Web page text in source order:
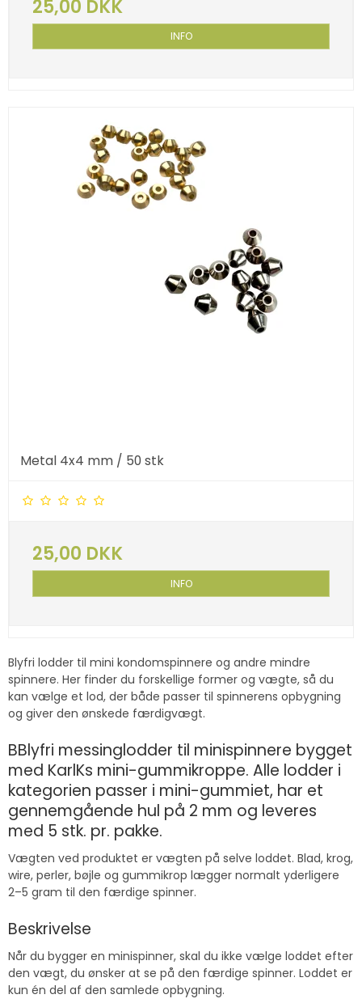
25,00 DKK
INFO
Metal 4x4 mm / 50 stk
25,00 DKK
INFO
Blyfri lodder til mini kondomspinnere og andre mindre
spinnere. Her finder du forskellige former og vægte, så du
kan vælge et lod, der både passer til spinnerens opbygning
og giver den ønskede færdigvægt.
BBlyfri messinglodder til minispinnere bygget
med KarlKs mini-gummikroppe. Alle lodder i
kategorien passer i mini-gummiet, har et
gennemgående hul på 2 mm og leveres
med 5 stk. pr. pakke.
Vægten ved produktet er vægten på selve loddet. Blad, krog,
wire, perler, bøjle og gummikrop lægger normalt yderligere
2–5 gram til den færdige spinner.
Beskrivelse
Når du bygger en minispinner, skal du ikke vælge loddet efter
den vægt, du ønsker at se på den færdige spinner. Loddet er
kun én del af den samlede opbygning.